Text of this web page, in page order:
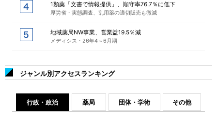
1類薬「文書で情報提供」、順守率76.7％に低下
厚労省・実態調査、乱用薬の適切販売も微減
地域薬局NW事業、営業益19.5％減
メディシス・26年4～6月期
ジャンル別アクセスランキング
行政・政治 薬局 団体・学術 その他